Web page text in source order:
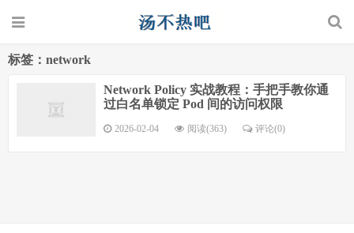
标签：network
Network Policy 实战教程：手把手教你通
过白名单锁定 Pod 间的访问权限
2026-02-04 阅读(363) 评论(0)